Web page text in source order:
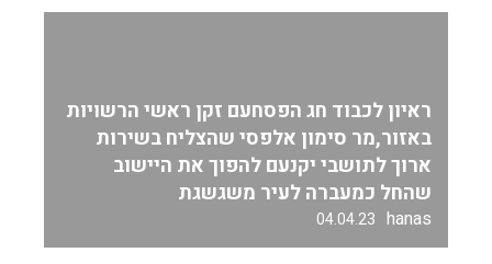
ראיון לכבוד חג הפסחעם זקן ראשי הרשויות
באזור,מר סימון אלפסי שהצליח בשירות
ארוך לתושבי יקנעם להפוך את היישוב
שהחל כמעברה לעיר משגשגת
hanas
04.04.23